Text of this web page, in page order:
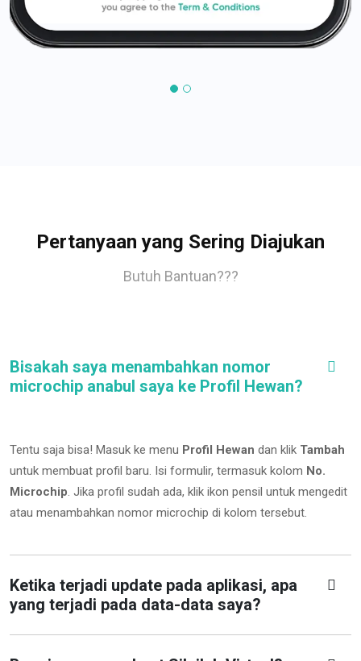
Pertanyaan yang Sering Diajukan
Butuh Bantuan???
Bisakah saya menambahkan nomor
microchip anabul saya ke Profil Hewan?
Tentu saja bisa! Masuk ke menu Profil Hewan dan klik Tambah
untuk membuat profil baru. Isi formulir, termasuk kolom No.
Microchip. Jika profil sudah ada, klik ikon pensil untuk mengedit
atau menambahkan nomor microchip di kolom tersebut.
Ketika terjadi update pada aplikasi, apa
yang terjadi pada data-data saya?